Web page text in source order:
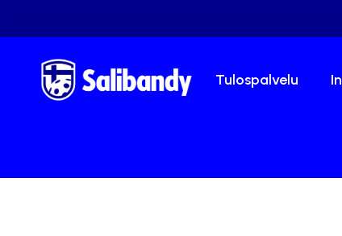
Tulospalvelu